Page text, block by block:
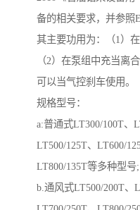
备的相关要求，并参照
其主要功用为：（1）
（2）在泵组中充当离
可以当气控刹车使用。
规格型号：
a:普通式LT300/100T、
LT500/125T、LT600/
LT800/135T等多种型号;
b.通风式LT500/200T、